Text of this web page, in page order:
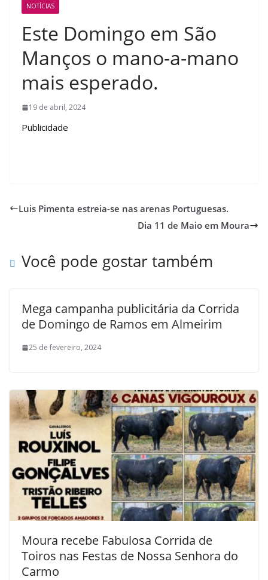
NOTÍCIAS
Este Domingo em São
Manços o mano-a-mano
mais esperado.
19 de abril, 2024
Publicidade
Luis Pimenta estreia-se nas arenas Portuguesas.
Dia 11 de Maio em Moura
Você pode gostar também
Mega campanha publicitária da Corrida
de Domingo de Ramos em Almeirim
25 de fevereiro, 2024
Moura recebe Fabulosa Corrida de
Toiros nas Festas de Nossa Senhora do
Carmo